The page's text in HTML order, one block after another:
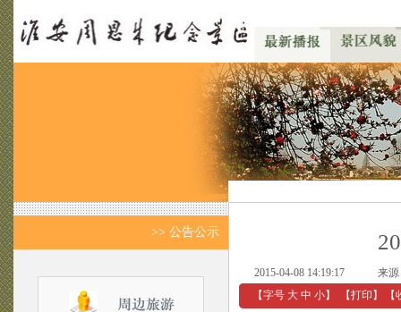
>> 公告公示
2015-04-08 14:19:17
来
【字号 大 中 小】 【打印 】